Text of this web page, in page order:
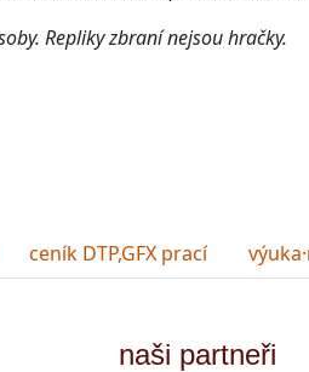
Repliky zbraní nejsou hračky.
ceník DTP,GFX prací
naši partneři